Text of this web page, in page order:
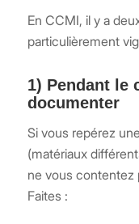
En CCMI, il y a
particulièrement
1) Pendant le
documenter
Si vous repérez
(matériaux
ne vous contentez
Faites :